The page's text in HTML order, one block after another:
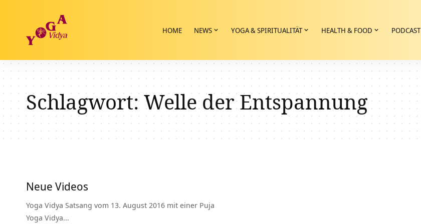
HOME NEWS YOGA & SPIRITUALITÄT HEALTH & FOOD PODCAST
Schlagwort:Welle der Entspannung
Neue Videos
Yoga Vidya Satsang vom 13. August 2016 mit einer Puja
Yoga Vidya…